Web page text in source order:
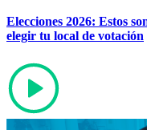
Elecciones 2026: Estos
elegir tu local de votación